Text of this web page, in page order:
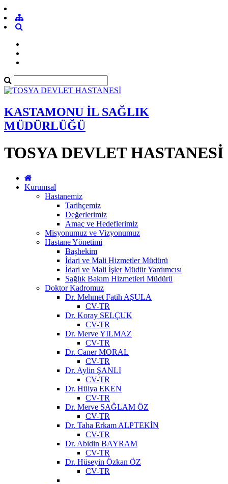
KASTAMONU İL SAĞLIK
MÜDÜRLÜĞÜ
TOSYA DEVLET HASTANESİ
Kurumsal
Hastanemiz
Tarihçemiz
Değerlerimiz
Amaç ve Hedeflerimiz
Misyonumuz ve Vizyonumuz
Hastane Yönetimi
Başhekim
İdari ve Mali Hizmetler Müdürü
İdari ve Mali İşler Müdür Yardımcısı
Sağlık Bakım Hizmetleri Müdürü
Doktor Kadromuz
Dr. Mehmet Fatih AŞULA
CV-TR
Dr. Koray SELÇUK
CV-TR
Dr. Merve YILMAZ
CV-TR
Dr. Caner MORAL
CV-TR
Dr. Aylin ŞANLI
CV-TR
Dr. Hülya EKEN
CV-TR
Dr. Merve SAĞLAM ÖZ
CV-TR
Dr. Taha Erkam ALPTEKİN
CV-TR
Dr. Abidin BAYRAM
CV-TR
Dr. Hüseyin Özkan ÖZ
CV-TR